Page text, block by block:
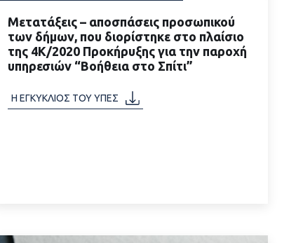
Μετατάξεις – αποσπάσεις προσωπικού
των δήμων, που διορίστηκε στο πλαίσιο
της 4Κ/2020 Προκήρυξης για την παροχή
υπηρεσιών “Βοήθεια στο Σπίτι”
Η ΕΓΚΥΚΛΙΟΣ ΤΟΥ ΥΠΕΣ